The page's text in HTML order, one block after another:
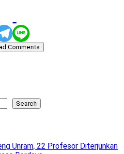
Comments
Search
Unram, 22 Profesor Diterjunkan